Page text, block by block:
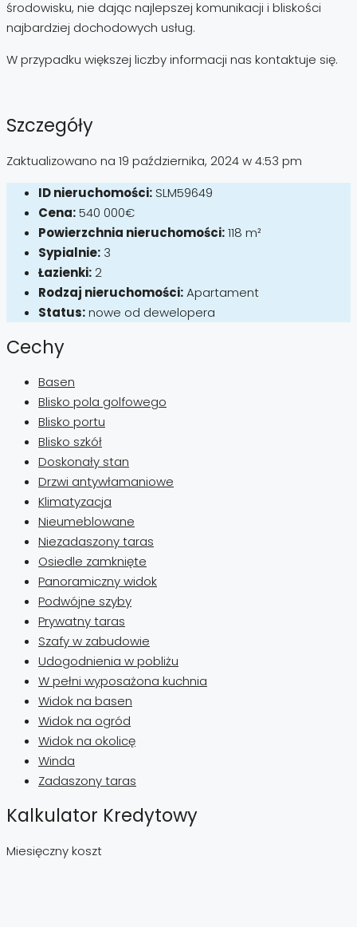
środowisku, nie dając najlepszej komunikacji i bliskości
najbardziej dochodowych usług.
W przypadku większej liczby informacji nas kontaktuje się.
Szczegóły
Zaktualizowano na 19 października, 2024 w 4:53 pm
ID nieruchomości: SLM59649
Cena:540 000€
Powierzchnia nieruchomości:118 m²
Sypialnie: 3
Łazienki: 2
Rodzaj nieruchomości:Apartament
Status:nowe od dewelopera
Cechy
Basen
Blisko pola golfowego
Blisko portu
Blisko szkół
Doskonały stan
Drzwi antywłamaniowe
Klimatyzacja
Nieumeblowane
Niezadaszony taras
Osiedle zamknięte
Panoramiczny widok
Podwójne szyby
Prywatny taras
Szafy w zabudowie
Udogodnienia w pobliżu
W pełni wyposażona kuchnia
Widok na basen
Widok na ogród
Widok na okolicę
Winda
Zadaszony taras
Kalkulator Kredytowy
Miesięczny koszt